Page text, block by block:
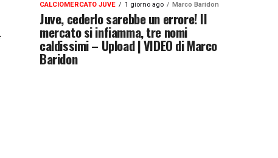
CALCIOMERCATO JUVE 1 giorno ago Marco Baridon
Juve, cederlo sarebbe un errore! Il
mercato si infiamma, tre nomi
caldissimi – Upload | VIDEO di Marco
Baridon